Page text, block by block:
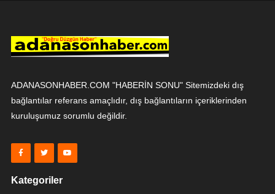
ADANASONHABER.COM "HABERİN SONU" Sitemizdeki dış
bağlantılar referans amaçlıdır, dış bağlantıların içeriklerinden
kuruluşumuz sorumlu değildir.
Kategoriler